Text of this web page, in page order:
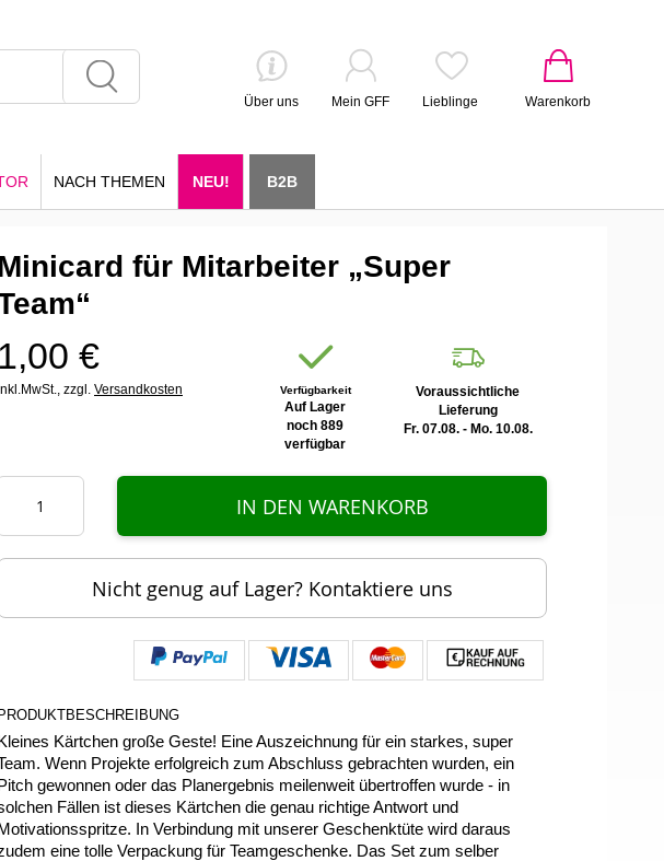
Warenkorb
Über uns Mein GFF Lieblinge
NACH THEMEN NEU! B2B
für Mitarbeiter „Super
1,00 €
Inkl.MwSt., zzgl. Versandkosten Verfügbarkeit
Auf Lager
noch 889
verfügbar
Voraussichtliche
Lieferung
Fr. 07.08. - Mo. 10.08.
IN DEN WARENKORB
Nicht genug auf Lager? Kontaktiere uns
PRODUKTBESCHREIBUNG
Kleines Kärtchen große Geste! Eine Auszeichnung für ein starkes, super
Wenn Projekte erfolgreich zum Abschluss gebrachten wurden, ein
Pitch gewonnen oder das Planergebnis meilenweit übertroffen wurde - in
Fällen ist dieses Kärtchen die genau richtige Antwort und
Motivationsspritze. In Verbindung mit unserer Geschenktüte wird daraus
eine tolle Verpackung für Teamgeschenke. Das Set zum selber